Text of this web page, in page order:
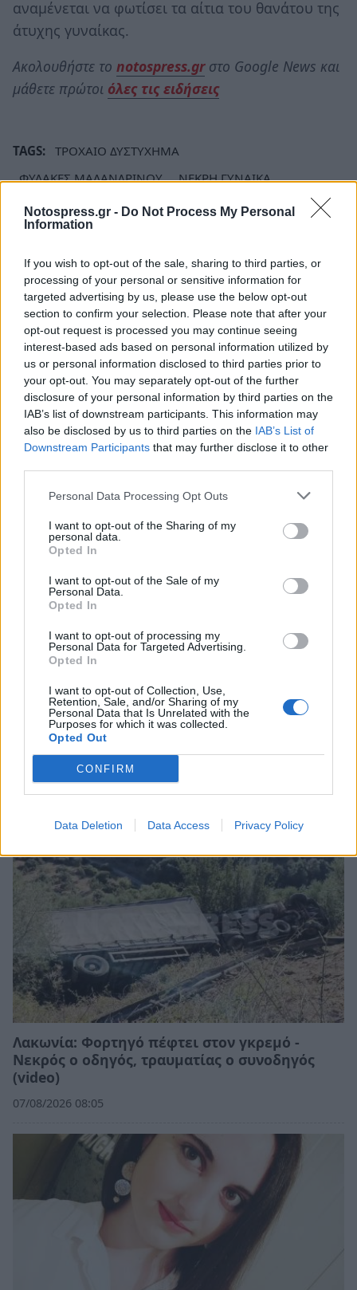
Notospress.gr - Do Not Process My Personal
Information
If you wish to opt-out of the sale, sharing to third parties, or
processing of your personal or sensitive information for
targeted advertising by us, please use the below opt-out
section to confirm your selection. Please note that after your
opt-out request is processed you may continue seeing
interest-based ads based on personal information utilized by
us or personal information disclosed to third parties prior to
your opt-out. You may separately opt-out of the further
disclosure of your personal information by third parties on the
IAB’s list of downstream participants. This information may
also be disclosed by us to third parties on the IAB’s List of
Downstream Participants that may further disclose it to other
Personal Data Processing Opt Outs
I want to opt-out of the Sharing of my
personal data.
Opted In
I want to opt-out of the Sale of my
Personal Data.
Opted In
I want to opt-out of processing my
Personal Data for Targeted Advertising.
Opted In
I want to opt-out of Collection, Use,
Retention, Sale, and/or Sharing of my
Personal Data that Is Unrelated with the
Purposes for which it was collected.
Opted Out
CONFIRM
Data Deletion Data Access Privacy Policy
αναμένεται να φωτίσει τα αίτια του θανάτου της
άτυχης γυναίκας.
Ακολουθήστε το notospress.grστο Google News και
μάθετε πρώτοι όλες τις ειδήσεις
TAGS: ΤΡΟΧΑΙΟ ΔΥΣΤΥΧΗΜΑ
ΦΥΛΑΚΕΣ ΜΑΛΑΝΔΡΙΝΟΥ
ΝΕΚΡΗ ΓΥΝΑΙΚΑ
Σχετικά Άρθρα
Λακωνία: Φορτηγό πέφτει στον γκρεμό -
Νεκρός ο οδηγός, τραυματίας ο συνοδηγός
(video)
07/08/2026 08:05